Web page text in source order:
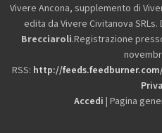
Vivere Ancona, supplemento di
edita da Vivere Civitanova
Brecciaroli.Registrazione
RSS: http://
Accedi | Pagina